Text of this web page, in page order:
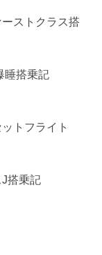
ストクラス搭
搭乗記
トフライト
搭乗記